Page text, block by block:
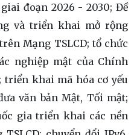
đoạn 2026 - 2030; Đề
và triển khai mở rộng
Mạng TSLCD; tổ chức
nghiệp mật của Chính
triển khai mã hóa cơ yếu
văn bản Mật, Tối mật;
gia triển khai các nền